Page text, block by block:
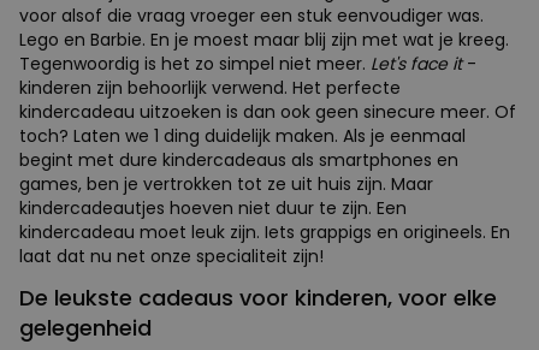
voor alsof die vraag vroeger een stuk eenvoudiger was.
Lego en Barbie. En je moest maar blij zijn met wat je kreeg.
Tegenwoordig is het zo simpel niet meer. Let's face it-
kinderen zijn behoorlijk verwend. Het perfecte
kindercadeau uitzoeken is dan ook geen sinecure meer. Of
toch? Laten we 1 ding duidelijk maken. Als je eenmaal
begint met dure kindercadeaus als smartphones en
games, ben je vertrokken tot ze uit huis zijn. Maar
kindercadeautjes hoeven niet duur te zijn. Een
kindercadeau moet leuk zijn. Iets grappigs en origineels. En
laat dat nu net onze specialiteit zijn!
De leukste cadeaus voor kinderen, voor elke
gelegenheid